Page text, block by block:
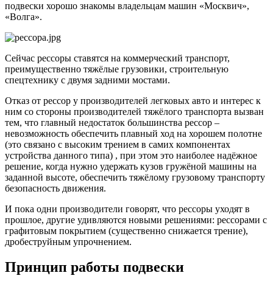
подвески хорошо знакомы владельцам машин «Москвич»,
«Волга».
Сейчас рессоры ставятся на коммерческий транспорт,
преимущественно тяжёлые грузовики, строительную
спецтехнику с двумя задними мостами.
Отказ от рессор у производителей легковых авто и интерес к
ним со стороны производителей тяжёлого транспорта вызван
тем, что главный недостаток большинства рессор –
невозможность обеспечить плавный ход на хорошем полотне
(это связано с высоким трением в самих компонентах
устройства данного типа) , при этом это наиболее надёжное
решение, когда нужно удержать кузов гружёной машины на
заданной высоте, обеспечить тяжёлому грузовому транспорту
безопасность движения.
И пока одни производители говорят, что рессоры уходят в
прошлое, другие удивляются новыми решениями: рессорами с
графитовым покрытием (существенно снижается трение),
дробеструйным упрочнением.
Принцип работы подвески